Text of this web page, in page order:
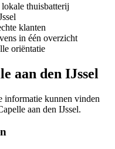
thuisbatterij
klanten
in één overzicht
oriëntatie
aan den IJssel
informatie kunnen vinden
aan den IJssel.